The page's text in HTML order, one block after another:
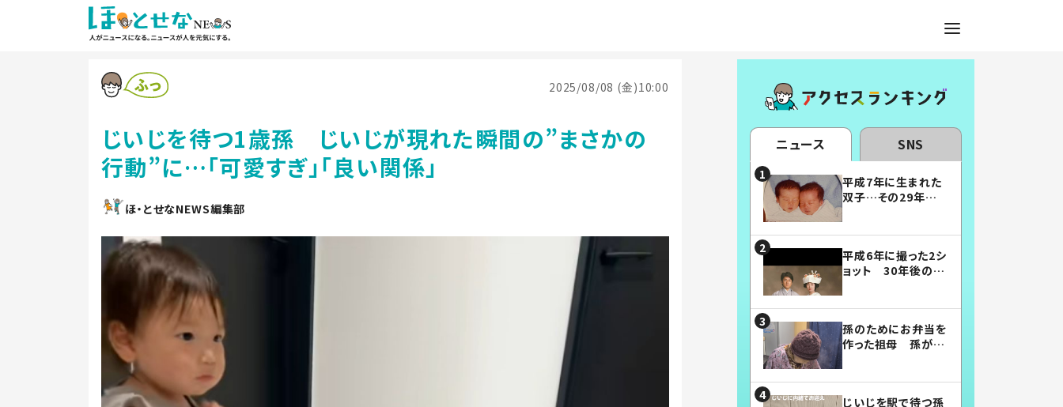
2025/08/08 (金)10:00
じいじを待つ1歳孫 じいじが現れた瞬間の”まさかの
行動”に…「可愛すぎ」「良い関係」
ほ・とせなNEWS編集部
ニュース SNS
平成7年に生まれた
双子…その29年後
平成6年に撮った2シ
ョット 30年後の姿
孫のためにお弁当を
作った祖母 孫が絶
じいじを駅で待つ孫